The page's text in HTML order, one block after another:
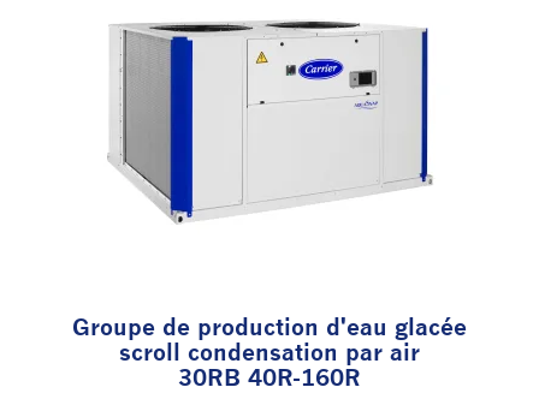
Groupe de production d'eau glacée
scroll condensation par air
30RB 40R-160R